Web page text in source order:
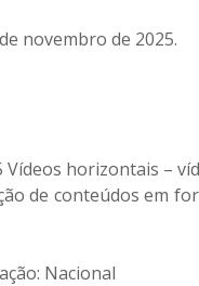
novembro de 2025.
Vídeos horizontais –
de conteúdos em
Nacional